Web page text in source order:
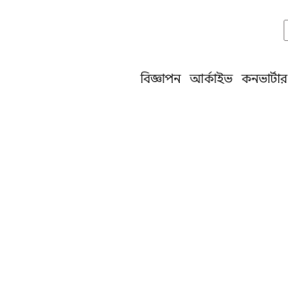
বিজ্ঞাপন আর্কাইভ কনভার্টার